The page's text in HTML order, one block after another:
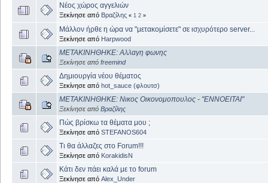
Νέος χώρος αγγελιών
Ξεκίνησε από Βραζίλης « 1 2 »
Μάλλον ήρθε η ώρα να "μετακομίσετε" σε ισχυρότερο server...
Ξεκίνησε από Harpwood
ΜΕΤΑΚΙΝΗΘΗΚΕ: Αλλαγη φωνης
Ξεκίνησε από freemind
Δημιουργία νέου θέματος
Ξεκίνησε από hot_sauce (φλουτσ)
ΜΕΤΑΚΙΝΗΘΗΚΕ: Νικος Οικονομοπουλος - "ΕΝΝΟΕΙΤΑΙ"
Ξεκίνησε από Βραζίλης
Πώς βρίσκω τα θέματα μου ;
Ξεκίνησε από STEFANOS604
Τι θα άλλαζες στο Forum!!!
Ξεκίνησε από KorakidisN
Κάτι δεν πάει καλά με το forum
Ξεκίνησε από Alex_Under